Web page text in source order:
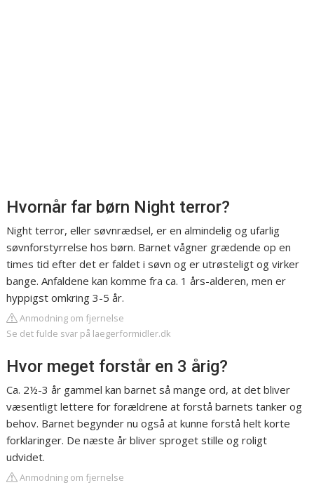
Hvornår far børn Night terror?
Night terror, eller søvnrædsel, er en almindelig og ufarlig
søvnforstyrrelse hos børn. Barnet vågner grædende op en
times tid efter det er faldet i søvn og er utrøsteligt og virker
bange. Anfaldene kan komme fra ca. 1 års-alderen, men er
hyppigst omkring 3-5 år.
Anmodning om fjernelse
Se det fulde svar på laegerformidler.dk
Hvor meget forstår en 3 årig?
Ca. 2½-3 år gammel kan barnet så mange ord, at det bliver
væsentligt lettere for forældrene at forstå barnets tanker og
behov. Barnet begynder nu også at kunne forstå helt korte
forklaringer. De næste år bliver sproget stille og roligt
udvidet.
Anmodning om fjernelse